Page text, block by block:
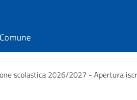
scolastica 2026/2027 - Apertura